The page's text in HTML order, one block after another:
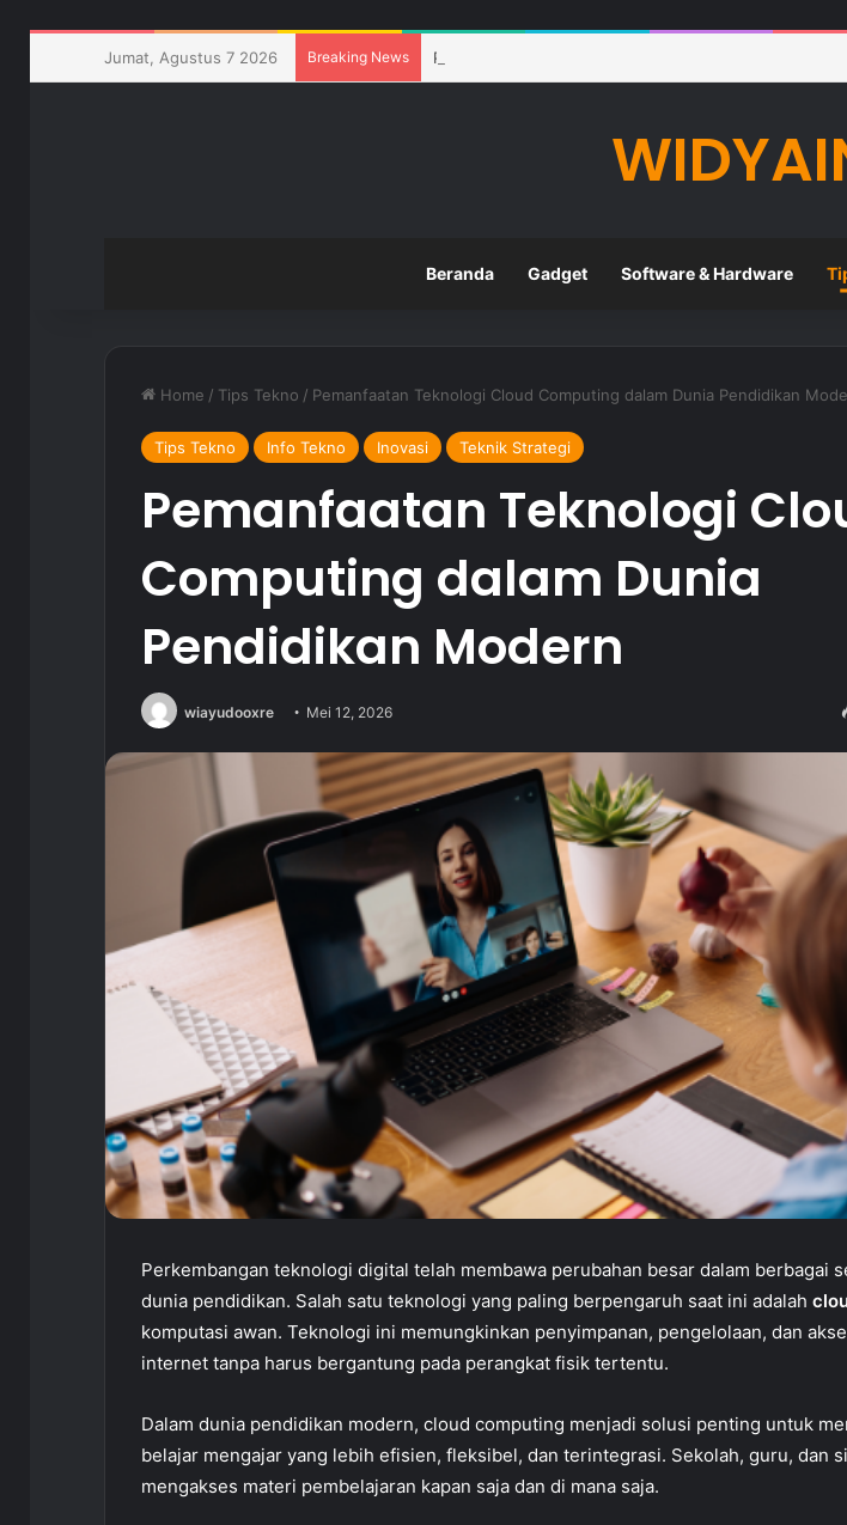
Jumat, Agustus 7 2026 Breaking News Pemanfaatan Teknologi Digital dalam Meningkatkan
Beranda Gadget Software & Hardware
Home / Tips Tekno / Pemanfaatan Teknologi Cloud Computing dalam Dunia Pendidikan
Tips Tekno Info Tekno Inovasi Teknik Strategi
Pemanfaatan Teknologi
Computing dalam Dunia
Pendidikan Modern
wiayudooxre Mei 12, 2026
Perkembangan teknologi digital telah membawa perubahan besar dalam berbagai
dunia pendidikan. Salah satu teknologi yang paling berpengaruh saat ini adalah
komputasi awan. Teknologi ini memungkinkan penyimpanan, pengelolaan, dan
internet tanpa harus bergantung pada perangkat fisik tertentu.
Dalam dunia pendidikan modern, cloud computing menjadi solusi penting untuk
belajar mengajar yang lebih efisien, fleksibel, dan terintegrasi. Sekolah, guru, dan
mengakses materi pembelajaran kapan saja dan di mana saja.